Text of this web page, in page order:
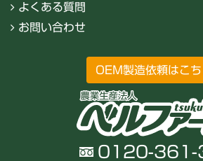
よくある質問
お問い合わせ
OEM製造依頼はこち
0120-361-